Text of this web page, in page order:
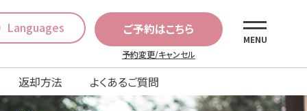
Languages ご予約はこちら
予約変更/キャンセル
MENU
返却方法 よくあるご質問